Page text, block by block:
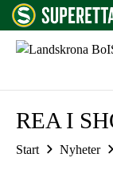
REA I
Start Nyheter